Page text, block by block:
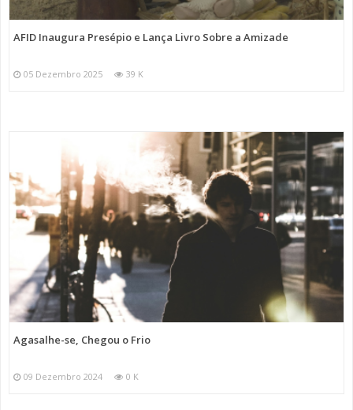
AFID Inaugura Presépio e Lança Livro Sobre a Amizade
05 Dezembro 2025 39 K
Agasalhe-se, Chegou o Frio
09 Dezembro 2024 0 K